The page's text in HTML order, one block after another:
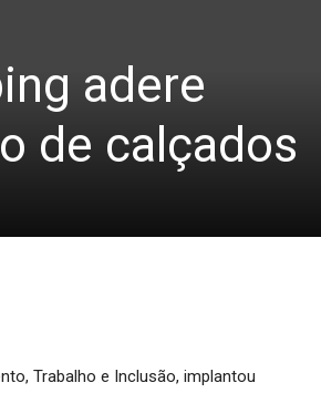
adere
de calçados
Trabalho e Inclusão, implantou